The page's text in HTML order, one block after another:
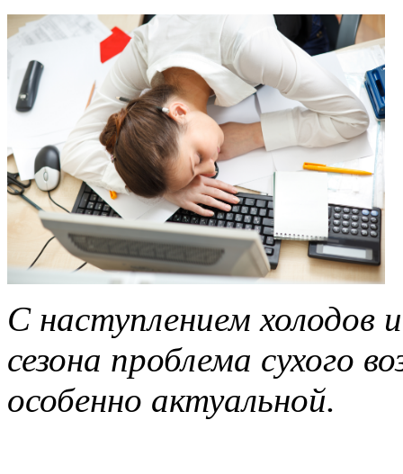
С наступлением холодов
сезона проблема сухого
особенно актуальной.